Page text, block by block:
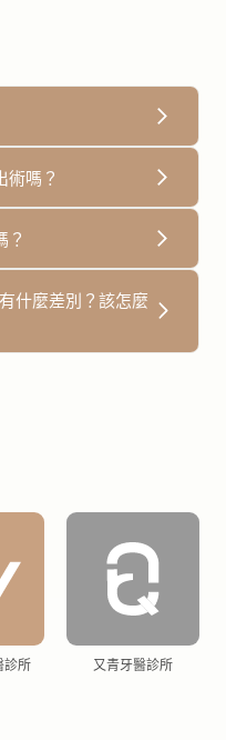
適感，但通常在可接受範
術嗎？
況及整體結構，若條件不
？
的牙齒結構已受損，假牙
什麼差別？該怎麼
往上生長。相較之下，
情況，實際適合哪一種方
與整體口腔狀況評估後選
診所 又青牙醫診所